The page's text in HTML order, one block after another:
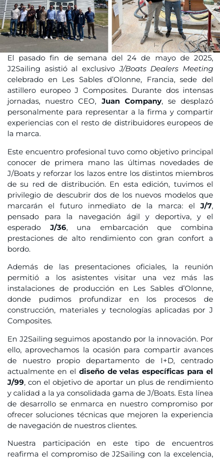
El pasado fin de semana del 24 de mayo de 2025,
J2Sailing asistió al exclusivoJ/Boats Dealers Meeting
celebrado en Les Sables d’Olonne, Francia, sede del
astillero europeo J Composites. Durante dos intensas
jornadas, nuestro CEO, Juan Company, se desplazó
personalmente para representar a la firma y compartir
experiencias con el resto de distribuidores europeos de
la marca.
Este encuentro profesional tuvo como objetivo principal
conocer de primera mano las últimas novedades de
J/Boats y reforzar los lazos entre los distintos miembros
de su red de distribución. En esta edición, tuvimos el
privilegio de descubrir dos de los nuevos modelos que
marcarán el futuro inmediato de la marca: el J/7,
pensado para la navegación ágil y deportiva, y el
esperado J/36, una embarcación que combina
prestaciones de alto rendimiento con gran confort a
bordo.
Además de las presentaciones oficiales, la reunión
permitió a los asistentes visitar una vez más las
instalaciones de producción en Les Sables d’Olonne,
donde pudimos profundizar en los procesos de
construcción, materiales y tecnologías aplicadas por J
Composites.
En J2Sailing seguimos apostando por la innovación. Por
ello, aprovechamos la ocasión para compartir avances
de nuestro propio departamento de I+D, centrado
actualmente en el diseño de velas específicas para el
J/99, con el objetivo de aportar un plus de rendimiento
y calidad a la ya consolidada gama de J/Boats. Esta línea
de desarrollo se enmarca en nuestro compromiso por
ofrecer soluciones técnicas que mejoren la experiencia
de navegación de nuestros clientes.
Nuestra participación en este tipo de encuentros
reafirma el compromiso de J2Sailing con la excelencia,